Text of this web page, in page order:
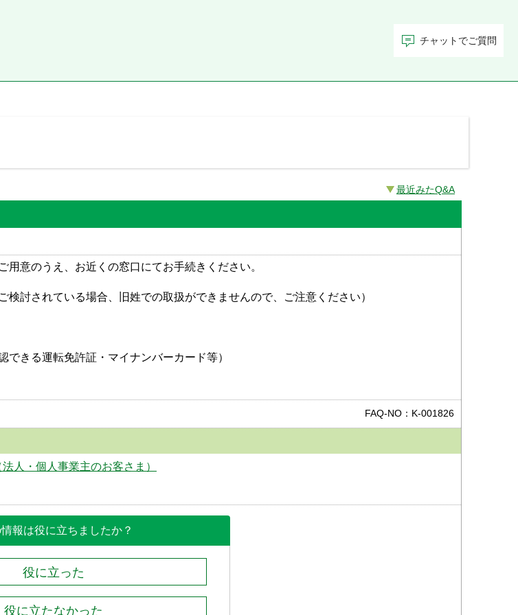
チャットでご質問
最近みたQ&A
用意のうえ、お近くの窓口にてお手続きください。
討されている場合、旧姓での取扱ができませんので、ご注意ください）
できる運転免許証・マイナンバーカード等）
FAQ-NO：K-001826
人・個人事業主のお客さま）
報は役に立ちましたか？
役に立った
役に立たなかった